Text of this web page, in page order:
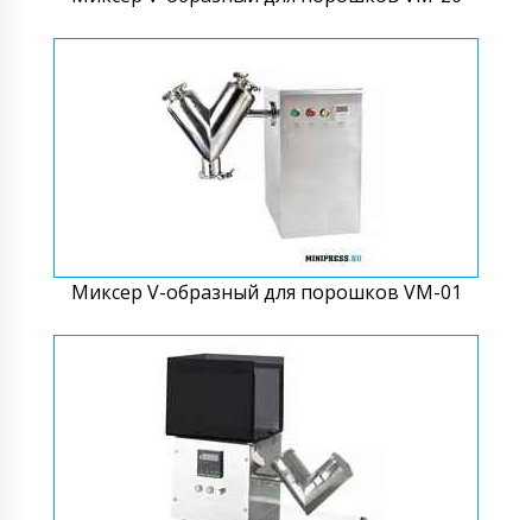
Миксер V-образный для порошков VM-01